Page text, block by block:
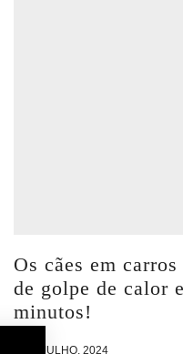
Os cães em
de golpe de calor
minutos!
9 DE JULHO, 2024